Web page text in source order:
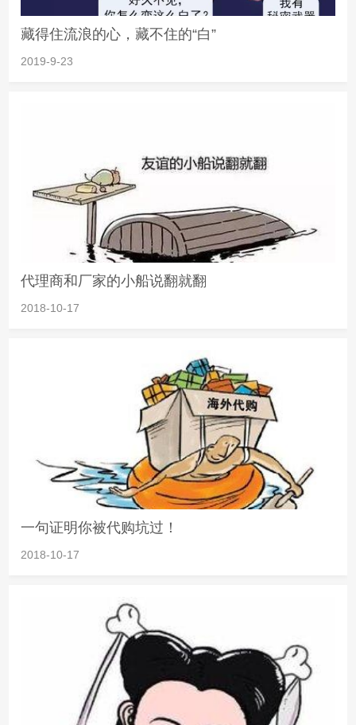
藏得住流浪的心，藏不住的“白”
2019-9-23
代理商和厂家的小船说翻就翻
2018-10-17
一句证明你被代购坑过！
2018-10-17